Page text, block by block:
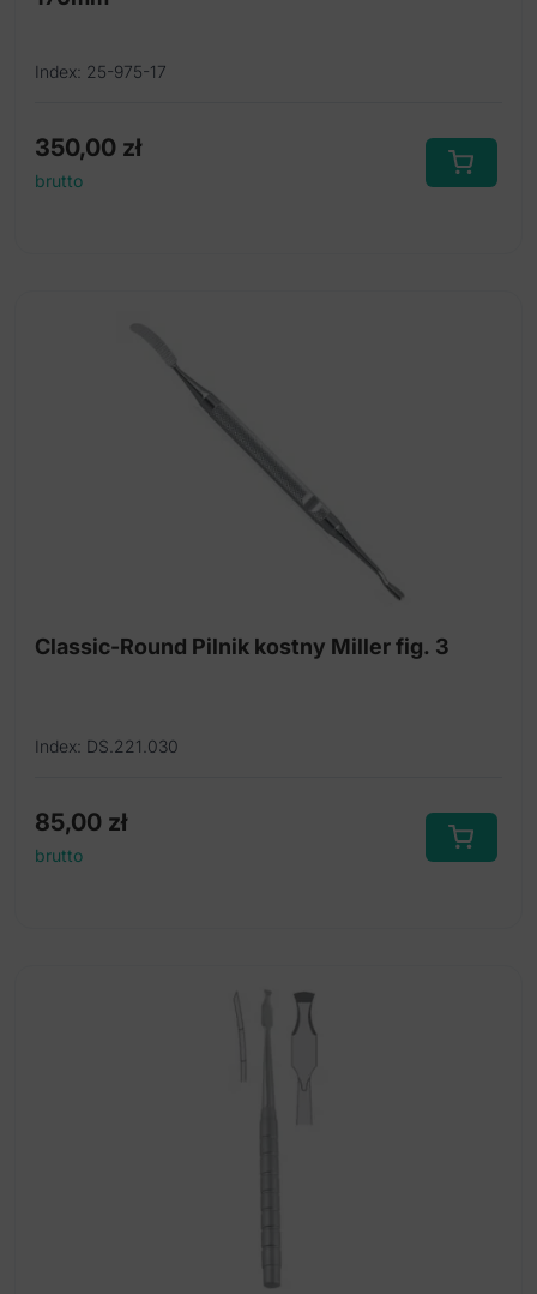
Index: 25-975-17
350,00 zł
brutto
Classic-Round Pilnik kostny Miller fig. 3
Index: DS.221.030
85,00 zł
brutto